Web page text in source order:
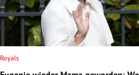
Royals